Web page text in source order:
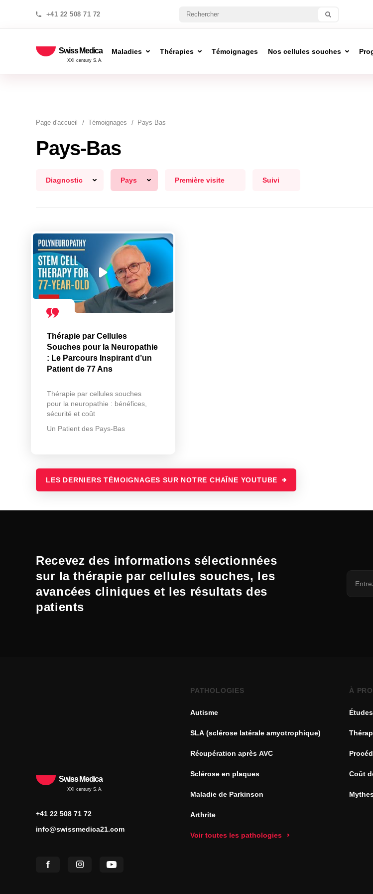
+41 22 508 71 72
Swiss Medica
XXI century S.A.
Maladies Thérapies Témoignages Nos cellules souches
Page d′accueil Témoignages Pays-Bas
Pays-Bas
Diagnostic Pays Première visite Suivi
Thérapie par Cellules
Souches pour la Neuropathie
: Le Parcours Inspirant d’un
Patient de 77 Ans
Thérapie par cellules souches
pour la neuropathie : bénéfices,
sécurité et coût
Un Patient des Pays-Bas
LES DERNIERS TÉMOIGNAGES SUR NOTRE CHAÎNE YOUTUBE
Recevez des informations sélectionnées
sur la thérapie par cellules souches, les
avancées cliniques et les résultats des
patients
Swiss Medica
XXI century S.A.
+41 22 508 71 72
info@swissmedica21.com
PATHOLOGIES
Autisme
SLA (sclérose latérale amyotrophique)
Récupération après AVC
Sclérose en plaques
Maladie de Parkinson
Arthrite
Voir toutes les pathologies
À
Coût